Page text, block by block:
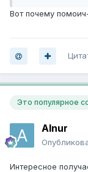
Вот почему
Это популярное
Alnur
Интересное